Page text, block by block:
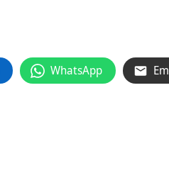
WhatsApp